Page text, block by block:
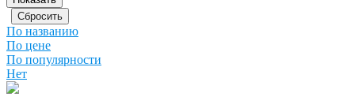
По названию
По цене
По популярности
Нет